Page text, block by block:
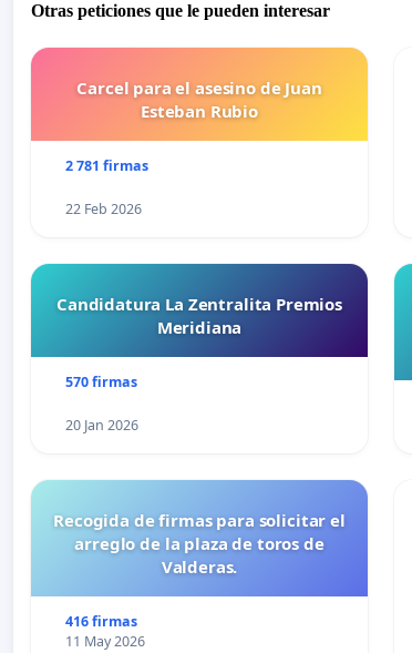
Otras peticiones que le pueden interesar
Carcel para el asesino de Juan
Esteban Rubio
2 781 firmas
22 Feb 2026
Candidatura La Zentralita Premios
Meridiana
570 firmas
20 Jan 2026
Recogida de firmas para solicitar el
arreglo de la plaza de toros de
Valderas.
416 firmas
11 May 2026